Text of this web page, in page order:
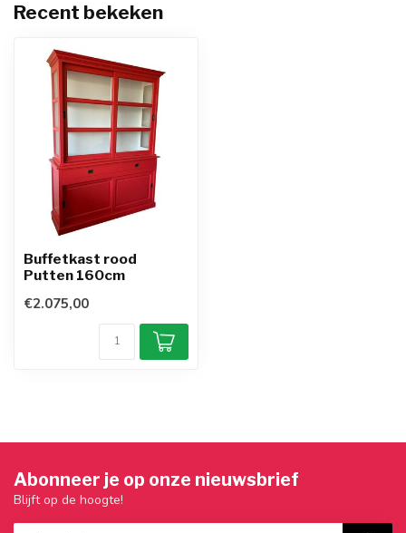
Recent bekeken
Buffetkast rood
Putten 160cm
€2.075,00
Abonneer je op onze nieuwsbrief
Blijft op de hoogte!